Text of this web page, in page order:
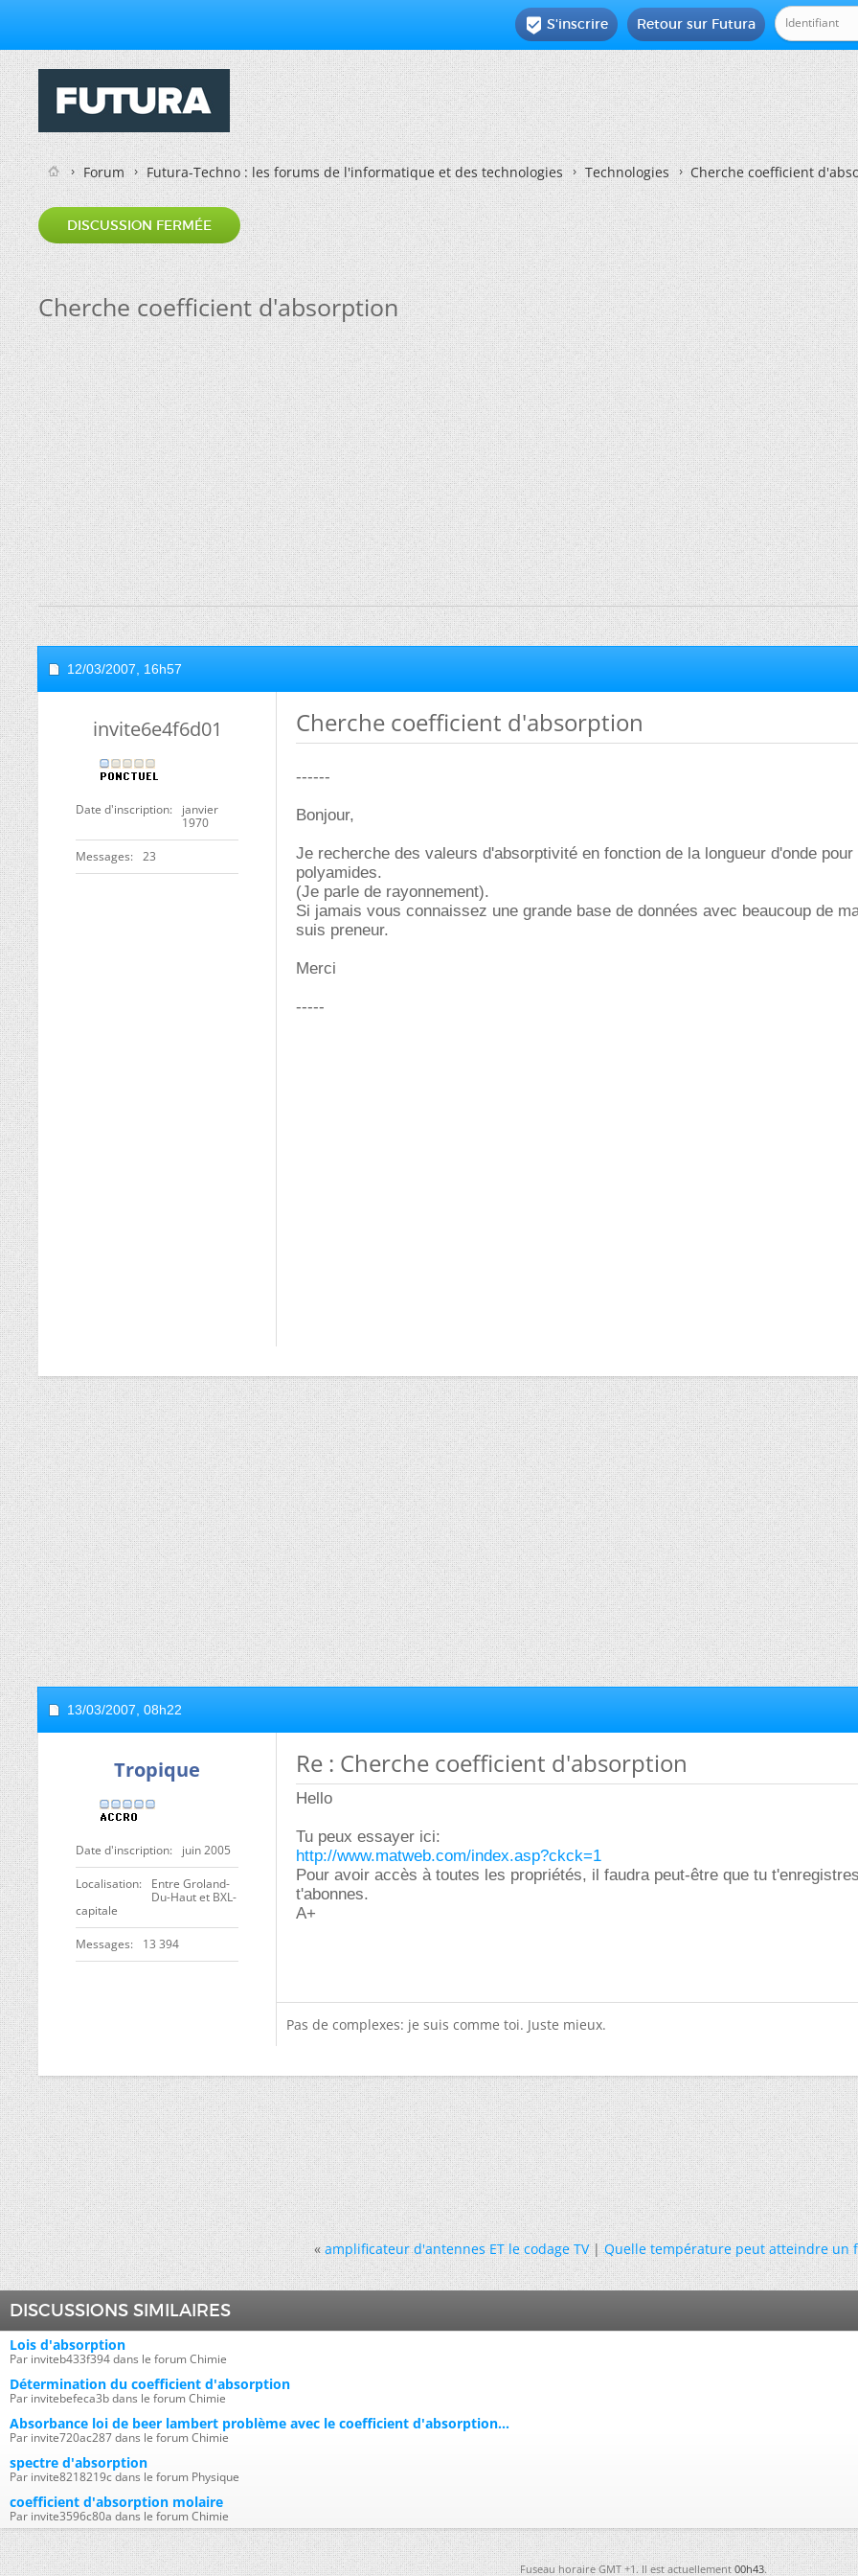
Retour sur Futura
 S'inscrire
Forum Futura-Techno : les forums de l'informatique et des technologies Technologies Cherche coefficient
DISCUSSION FERMÉE
Cherche coefficient d'absorption
12/03/2007, 16h57
invite6e4f6d01
Date d'inscription
janvier
1970
Messages 23
Cherche coefficient d'absorption
------
Bonjour,
Je recherche des valeurs d'absorptivité en fonction de la longueur d'onde pour
polyamides.
(Je parle de rayonnement).
Si jamais vous connaissez une grande base de données avec beaucoup de
suis preneur.
Merci
-----
13/03/2007, 08h22
Tropique
Date d'inscription juin 2005
Localisation
Entre Groland-
Du-Haut et BXL-
capitale
Messages 13 394
Re : Cherche coefficient d'absorption
Hello
Tu peux essayer ici:
http://www.matweb.com/index.asp?ckck=1
Pour avoir accès à toutes les propriétés, il faudra peut-être que tu
t'abonnes.
A+
Pas de complexes: je suis comme toi. Juste mieux.
« amplificateur d'antennes ET le codage TV|Quelle température peut atteindre un
DISCUSSIONS SIMILAIRES
Lois d'absorption
Par inviteb433f394 dans le forum Chimie
Détermination du coefficient d'absorption
Par invitebefeca3b dans le forum Chimie
Absorbance loi de beer lambert problème avec le coefficient d'absorption...
Par invite720ac287 dans le forum Chimie
spectre d'absorption
Par invite8218219c dans le forum Physique
coefficient d'absorption molaire
Par invite3596c80a dans le forum Chimie
Fuseau horaire GMT +1. Il est actuellement00h43.